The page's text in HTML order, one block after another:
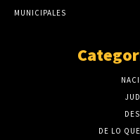
MUNICIPALES
DE LO